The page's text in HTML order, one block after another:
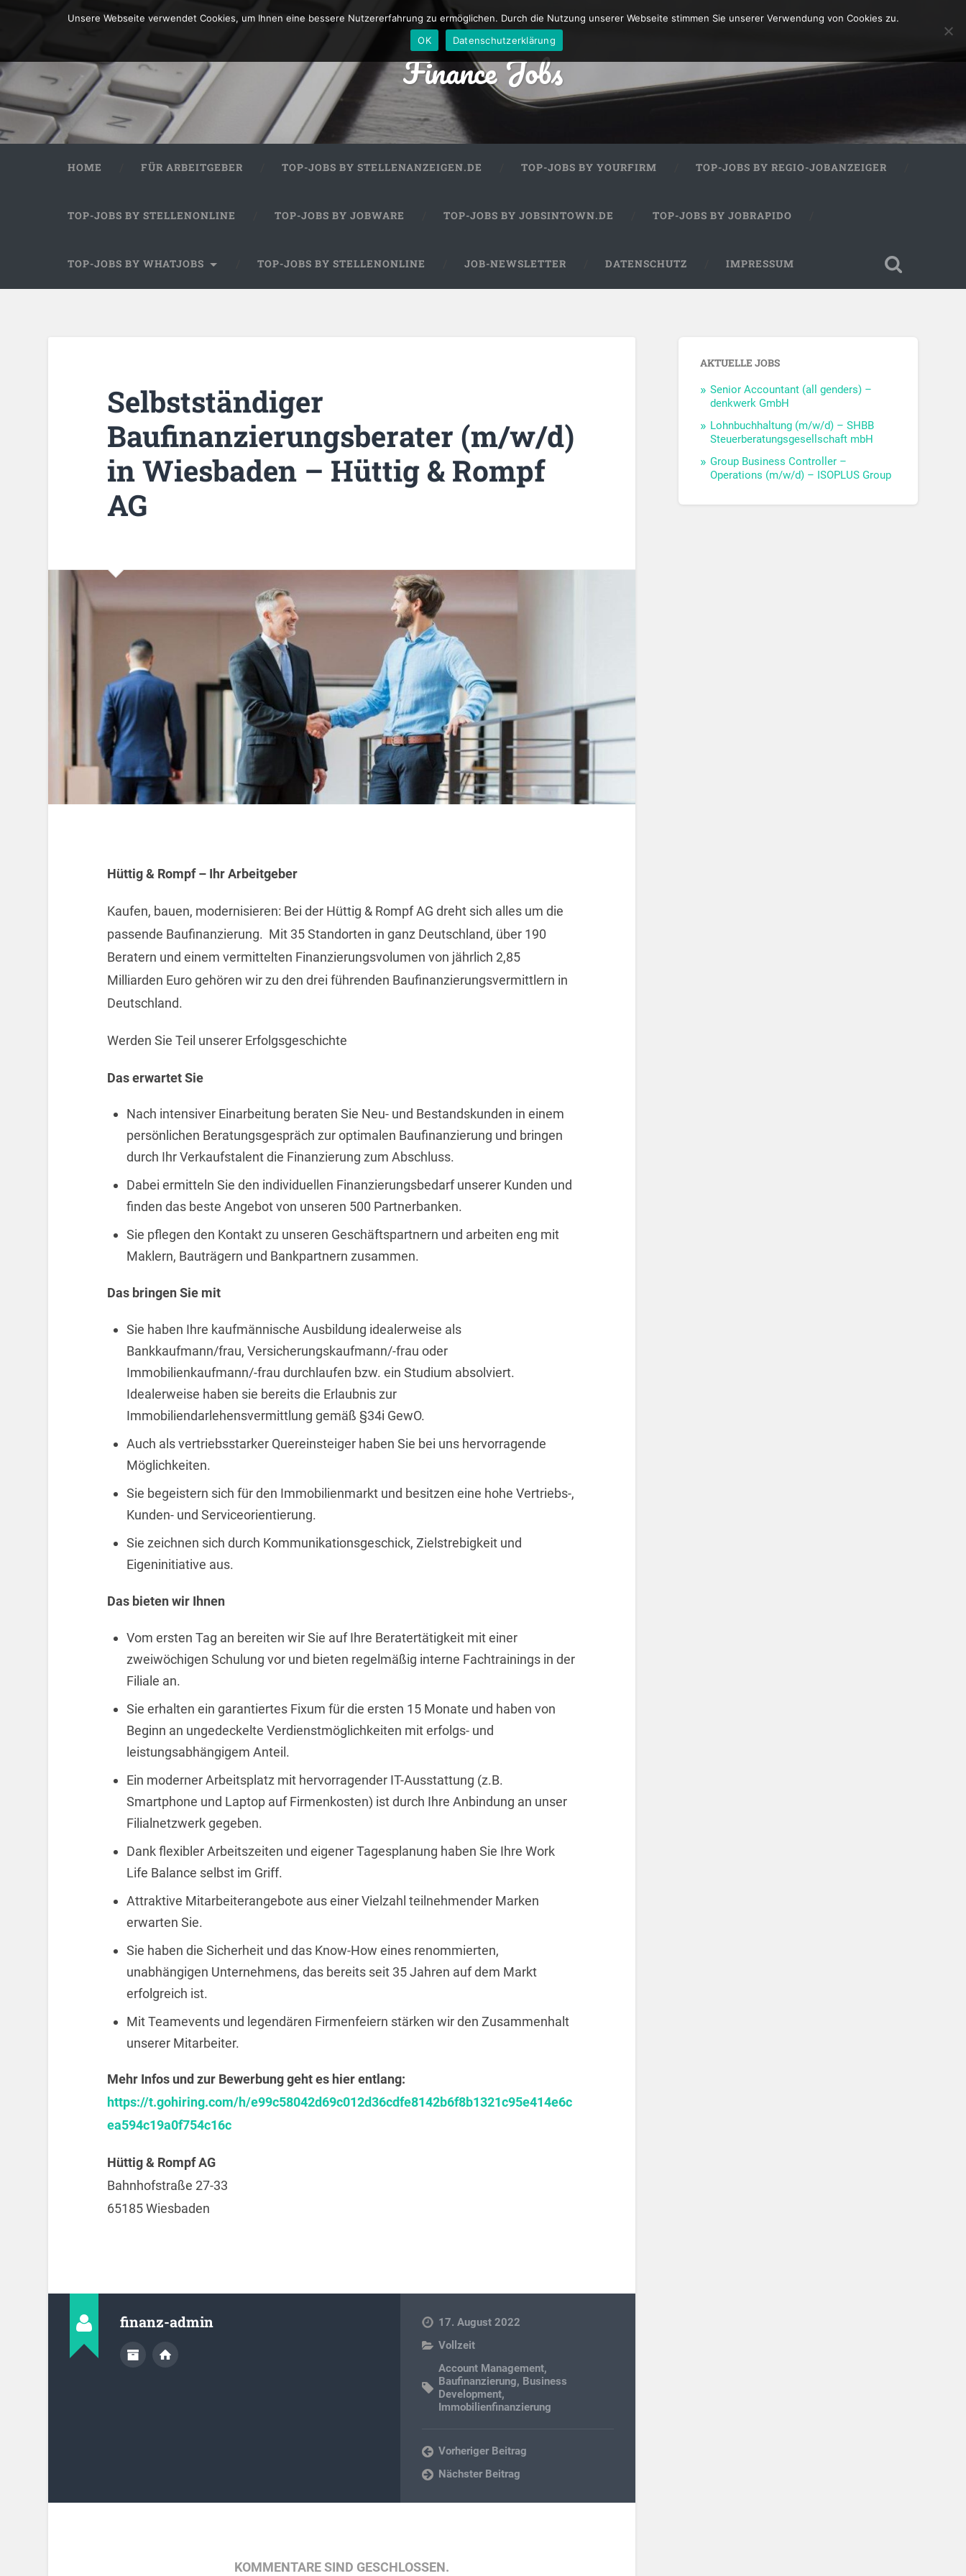
Finance Jobs
HOME FÜR ARBEITGEBER TOP-JOBS BY STELLENANZEIGEN.DE TOP-JOBS BY YOURFIRM TOP-JOBS BY REGIO-JOBANZEIGER
TOP-JOBS BY STELLENONLINE TOP-JOBS BY JOBWARE TOP-JOBS BY JOBSINTOWN.DE TOP-JOBS BY JOBRAPIDO
TOP-JOBS BY WHATJOBS TOP-JOBS BY STELLENONLINE JOB-NEWSLETTER DATENSCHUTZ IMPRESSUM
Selbstständiger
Baufinanzierungsberater (m/w/d)
in Wiesbaden – Hüttig & Rompf
AG
Hüttig & Rompf – Ihr Arbeitgeber
Kaufen, bauen, modernisieren: Bei der Hüttig & Rompf AG dreht sich alles um die
passende Baufinanzierung. Mit 35 Standorten in ganz Deutschland, über 190
Beratern und einem vermittelten Finanzierungsvolumen von jährlich 2,85
Milliarden Euro gehören wir zu den drei führenden Baufinanzierungsvermittlern in
Deutschland.
Werden Sie Teil unserer Erfolgsgeschichte
Das erwartet Sie
Nach intensiver Einarbeitung beraten Sie Neu- und Bestandskunden in einem
persönlichen Beratungsgespräch zur optimalen Baufinanzierung und bringen
durch Ihr Verkaufstalent die Finanzierung zum Abschluss.
Dabei ermitteln Sie den individuellen Finanzierungsbedarf unserer Kunden und
finden das beste Angebot von unseren 500 Partnerbanken.
Sie pflegen den Kontakt zu unseren Geschäftspartnern und arbeiten eng mit
Maklern, Bauträgern und Bankpartnern zusammen.
Das bringen Sie mit
Sie haben Ihre kaufmännische Ausbildung idealerweise als
Bankkaufmann/frau, Versicherungskaufmann/-frau oder
Immobilienkaufmann/-frau durchlaufen bzw. ein Studium absolviert.
Idealerweise haben sie bereits die Erlaubnis zur
Immobiliendarlehensvermittlung gemäß §34i GewO.
Auch als vertriebsstarker Quereinsteiger haben Sie bei uns hervorragende
Möglichkeiten.
Sie begeistern sich für den Immobilienmarkt und besitzen eine hohe Vertriebs-,
Kunden- und Serviceorientierung.
Sie zeichnen sich durch Kommunikationsgeschick, Zielstrebigkeit und
Eigeninitiative aus.
Das bieten wir Ihnen
Vom ersten Tag an bereiten wir Sie auf Ihre Beratertätigkeit mit einer
zweiwöchigen Schulung vor und bieten regelmäßig interne Fachtrainings in der
Filiale an.
Sie erhalten ein garantiertes Fixum für die ersten 15 Monate und haben von
Beginn an ungedeckelte Verdienstmöglichkeiten mit erfolgs- und
leistungsabhängigem Anteil.
Ein moderner Arbeitsplatz mit hervorragender IT-Ausstattung (z.B.
Smartphone und Laptop auf Firmenkosten) ist durch Ihre Anbindung an unser
Filialnetzwerk gegeben.
Dank flexibler Arbeitszeiten und eigener Tagesplanung haben Sie Ihre Work
Life Balance selbst im Griff.
Attraktive Mitarbeiterangebote aus einer Vielzahl teilnehmender Marken
erwarten Sie.
Sie haben die Sicherheit und das Know-How eines renommierten,
unabhängigen Unternehmens, das bereits seit 35 Jahren auf dem Markt
erfolgreich ist.
Mit Teamevents und legendären Firmenfeiern stärken wir den Zusammenhalt
unserer Mitarbeiter.
Mehr Infos und zur Bewerbung geht es hier entlang:
https://t.gohiring.com/h/e99c58042d69c012d36cdfe8142b6f8b1321c95e414e6c
ea594c19a0f754c16c
Hüttig & Rompf AG
Bahnhofstraße 27-33
65185 Wiesbaden
finanz-admin
17. August 2022
Vollzeit
Account Management,
Baufinanzierung, Business
Development,
Immobilienfinanzierung
Vorheriger Beitrag
Nächster Beitrag
KOMMENTARE SIND GESCHLOSSEN.
AKTUELLE JOBS
Senior Accountant (all genders) –
denkwerk GmbH
Lohnbuchhaltung (m/w/d) – SHBB
Steuerberatungsgesellschaft mbH
Group Business Controller –
Operations (m/w/d) – ISOPLUS Group
Unsere Webseite verwendet Cookies, um Ihnen eine bessere Nutzererfahrung zu ermöglichen. Durch die Nutzung unserer Webseite stimmen Sie unserer Verwendung von Cookies zu.
OK
Datenschutzerklärung